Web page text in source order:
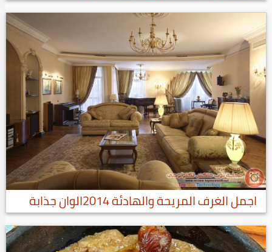
اجمل الغرف المريحة والهادئة 2014الوان جذابة